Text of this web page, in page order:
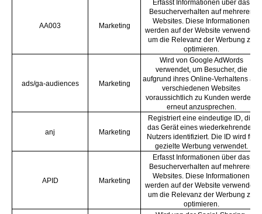
AA003 Marketing
Erfasst Informationen über das
Besucherverhalten auf mehreren
Websites. Diese Informationen
werden auf der Website verwendet,
um die Relevanz der Werbung zu
optimieren.
ads/ga-audiences Marketing
Wird von Google AdWords
verwendet, um Besucher, die
aufgrund ihres Online-Verhaltens auf
verschiedenen Websites
voraussichtlich zu Kunden werden,
erneut anzusprechen.
anj Marketing
Registriert eine eindeutige ID, die
das Gerät eines wiederkehrenden
Nutzers identifiziert. Die ID wird für
gezielte Werbung verwendet.
APID Marketing
Erfasst Informationen über das
Besucherverhalten auf mehreren
Websites. Diese Informationen
werden auf der Website verwendet,
um die Relevanz der Werbung zu
optimieren.